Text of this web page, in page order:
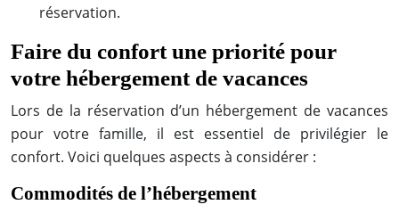
réservation.
Faire du confort une priorité pour
votre hébergement de vacances
Lors de la réservation d’un hébergement de vacances
pour votre famille, il est essentiel de privilégier le
confort. Voici quelques aspects à considérer :
Commodités de l’hébergement